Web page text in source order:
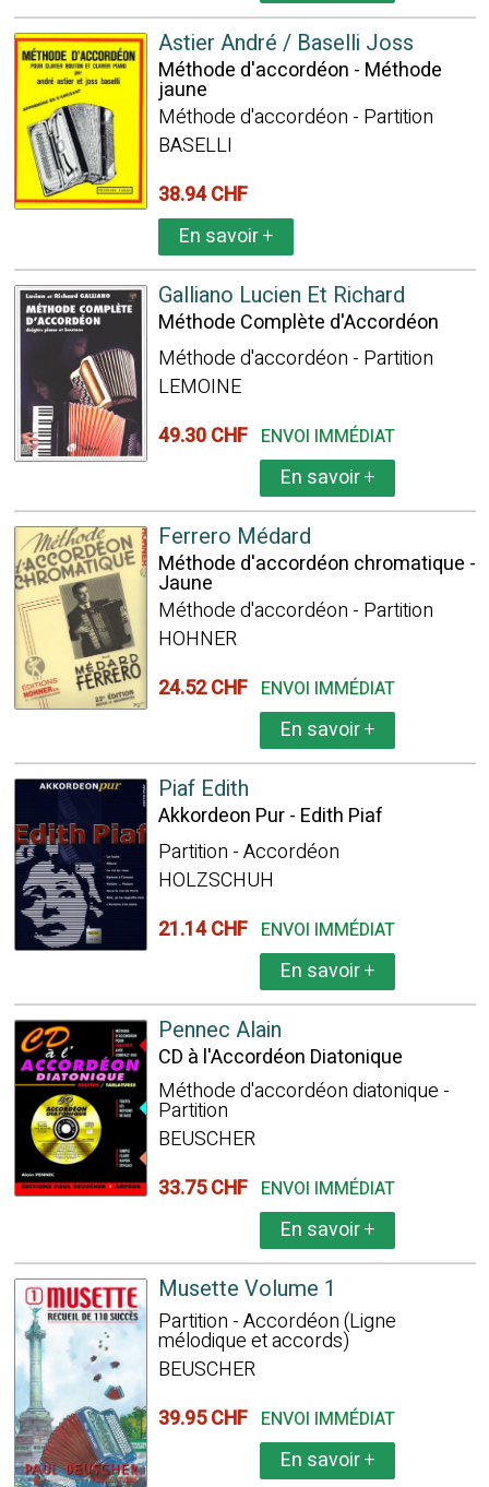
Astier André / Baselli Joss
Méthode d'accordéon - Méthode
jaune
Méthode d'accordéon - Partition
BASELLI
38.94 CHF
En savoir+
Galliano Lucien Et Richard
Méthode Complète d'Accordéon
Méthode d'accordéon - Partition
LEMOINE
49.30 CHF ENVOI IMMÉDIAT
En savoir+
Ferrero Médard
Méthode d'accordéon chromatique -
Jaune
Méthode d'accordéon - Partition
HOHNER
24.52 CHF ENVOI IMMÉDIAT
En savoir+
Piaf Edith
Akkordeon Pur - Edith Piaf
Partition - Accordéon
HOLZSCHUH
21.14 CHF ENVOI IMMÉDIAT
En savoir+
Pennec Alain
CD à l'Accordéon Diatonique
Méthode d'accordéon diatonique -
Partition
BEUSCHER
33.75 CHF ENVOI IMMÉDIAT
En savoir+
Musette Volume 1
Partition - Accordéon (Ligne
mélodique et accords)
BEUSCHER
39.95 CHF ENVOI IMMÉDIAT
En savoir+